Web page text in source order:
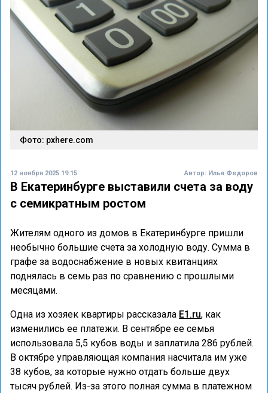
Фото: pxhere.com
12 ноября 2025 19:15 Автор: Илья Федоров
В Екатеринбурге выставили счета за воду
с семикратным ростом
Жителям одного из домов в Екатеринбурге пришли
необычно большие счета за холодную воду. Сумма в
графе за водоснабжение в новых квитанциях
поднялась в семь раз по сравнению с прошлыми
месяцами.
Одна из хозяек квартиры рассказала E1.ru, как
изменились ее платежи. В сентябре ее семья
использовала 5,5 кубов воды и заплатила 286 рублей.
В октябре управляющая компания насчитала им уже
38 кубов, за которые нужно отдать больше двух
тысяч рублей. Из-за этого полная сумма в платежном